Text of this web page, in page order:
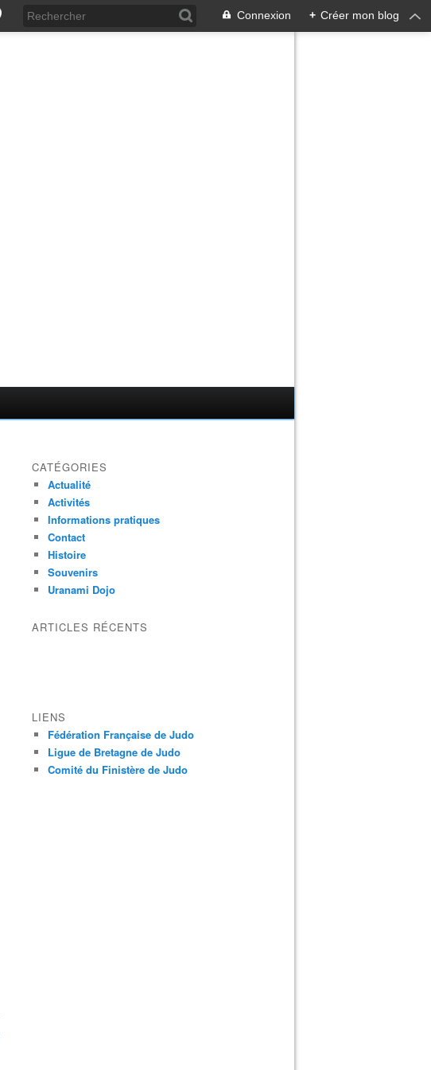
Connexion + Créer mon blog
CATÉGORIES
Actualité
Activités
Informations pratiques
Contact
Histoire
Souvenirs
Uranami Dojo
ARTICLES RÉCENTS
LIENS
Fédération Française de Judo
Ligue de Bretagne de Judo
Comité du Finistère de Judo